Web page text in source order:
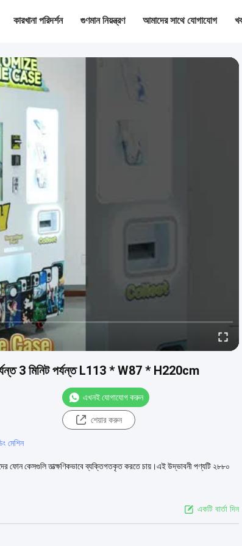
কারখানা পরিদর্শন গুণমান নিয়ন্ত্রণ আমাদের সাথে যোগাযোগ
পর্যন্ত 3 মিনিট পর্যন্ত L113 * W87 * H220cm
এখনই যোগাযোগ করুন
শেয়ার করুন
মেশিন
ফোন কেসগুলি তাত্ক্ষণিকভাবে ব্যক্তিগতকৃত করতে চায়।এই উদ্ভাবনী পণ্যটি ২৮৮০
একটি বার্তা দিন